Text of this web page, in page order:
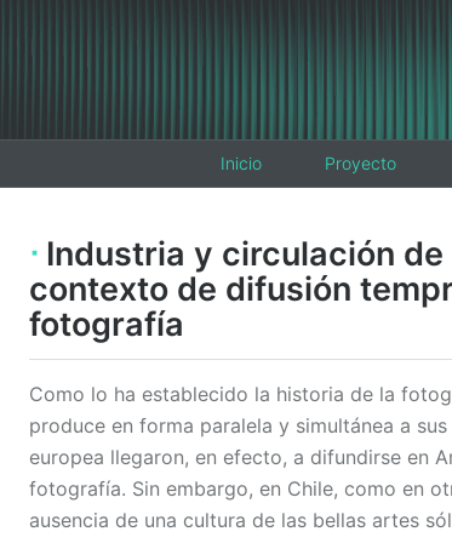
Inicio Proyecto
Industria y circulación de
contexto de difusión
fotografía
Como lo ha establecido la historia de la
produce en forma paralela y simultánea a
europea llegaron, en efecto, a difundirse en
fotografía. Sin embargo, en Chile, como en
ausencia de una cultura de las bellas artes